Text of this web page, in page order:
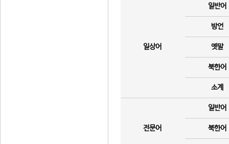
일상어
일반어
방언
옛말
북한어
소계
전문어
일반어
북한어